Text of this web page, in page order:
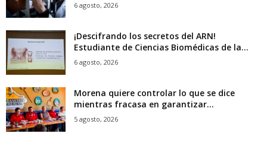
6 agosto, 2026
¡Descifrando los secretos del ARN!
Estudiante de Ciencias Biomédicas de la...
6 agosto, 2026
Morena quiere controlar lo que se dice
mientras fracasa en garantizar...
5 agosto, 2026